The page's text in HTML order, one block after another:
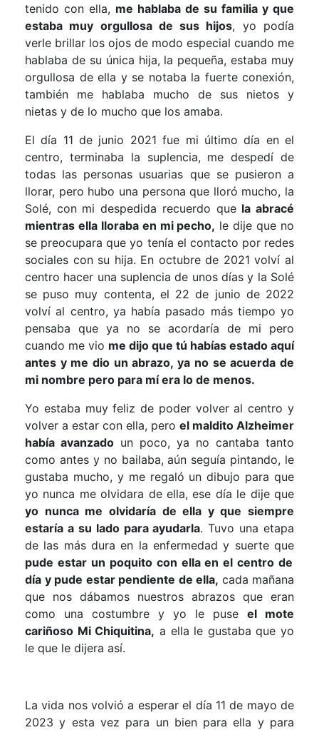
tenido con ella, me hablaba de su familia y que
estaba muy orgullosa de sus hijos, yo podía
verle brillar los ojos de modo especial cuando me
hablaba de su única hija, la pequeña, estaba muy
orgullosa de ella y se notaba la fuerte conexión,
también me hablaba mucho de sus nietos y
nietas y de lo mucho que los amaba.
El día 11 de junio 2021 fue mi último día en el
centro, terminaba la suplencia, me despedí de
todas las personas usuarias que se pusieron a
llorar, pero hubo una persona que lloró mucho, la
Solé, con mi despedida recuerdo que la abracé
mientras ella lloraba en mi pecho, le dije que no
se preocupara que yo tenía el contacto por redes
sociales con su hija. En octubre de 2021 volví al
centro hacer una suplencia de unos días y la Solé
se puso muy contenta, el 22 de junio de 2022
volví al centro, ya había pasado más tiempo yo
pensaba que ya no se acordaría de mi pero
cuando me vio me dijo que tú habías estado aquí
antes y me dio un abrazo, ya no se acuerda de
mi nombre pero para mí era lo de menos.
Yo estaba muy feliz de poder volver al centro y
volver a estar con ella, pero el maldito Alzheimer
había avanzado un poco, ya no cantaba tanto
como antes y no bailaba, aún seguía pintando, le
gustaba mucho, y me regaló un dibujo para que
yo nunca me olvidara de ella, ese día le dije que
yo nunca me olvidaría de ella y que siempre
estaría a su lado para ayudarla. Tuvo una etapa
de las más dura en la enfermedad y suerte que
pude estar un poquito con ella en el centro de
día y pude estar pendiente de ella, cada mañana
que nos dábamos nuestros abrazos que eran
como una costumbre y yo le puse el mote
cariñoso Mi Chiquitina, a ella le gustaba que yo
le que le dijera así.
La vida nos volvió a esperar el día 11 de mayo de
2023 y esta vez para un bien para ella y para